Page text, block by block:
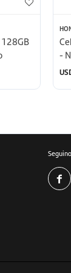
128GB
-
